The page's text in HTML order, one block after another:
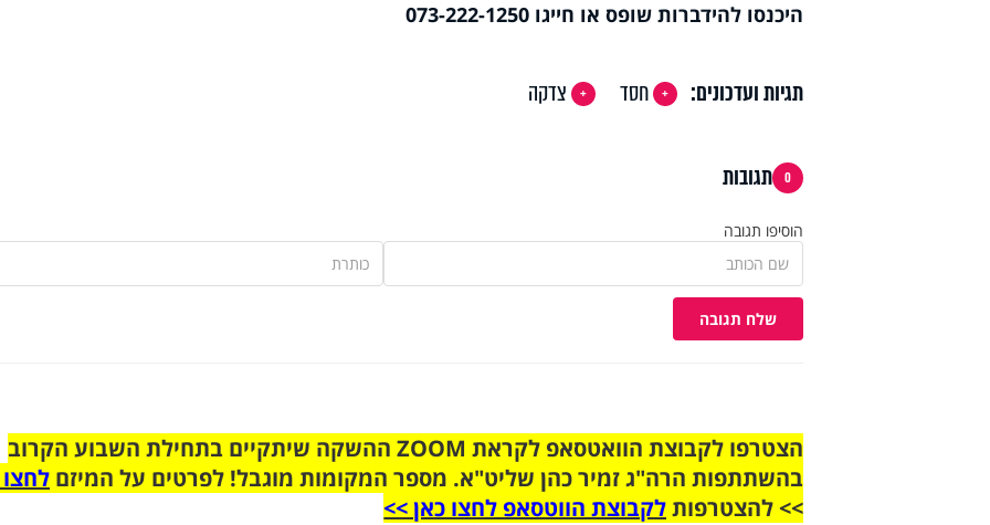
היכנסו להידברות שופס או חייגו 073-222-1250
תגיות ועדכונים: חסד צדקה
0 תגובות
הוסיפו תגובה
שלח תגובה
הצטרפו לקבוצת הוואטסאפ לקראת ZOOM ההשקה שיתקיים בתחילת השבוע הקרוב
בהשתתפות הרה"ג זמיר כהן שליט"א. מספר המקומות מוגבל! לפרטים על המיזם
>> להצטרפותלקבוצת הווטסאפ לחצו כאן >>